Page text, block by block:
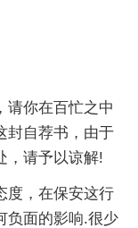
请你在百忙之中
封自荐书，由于
，请予以谅解!
度，在保安这行
负面的影响.很少